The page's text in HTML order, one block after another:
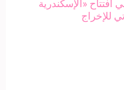
«الإسكندرية
للإخراج